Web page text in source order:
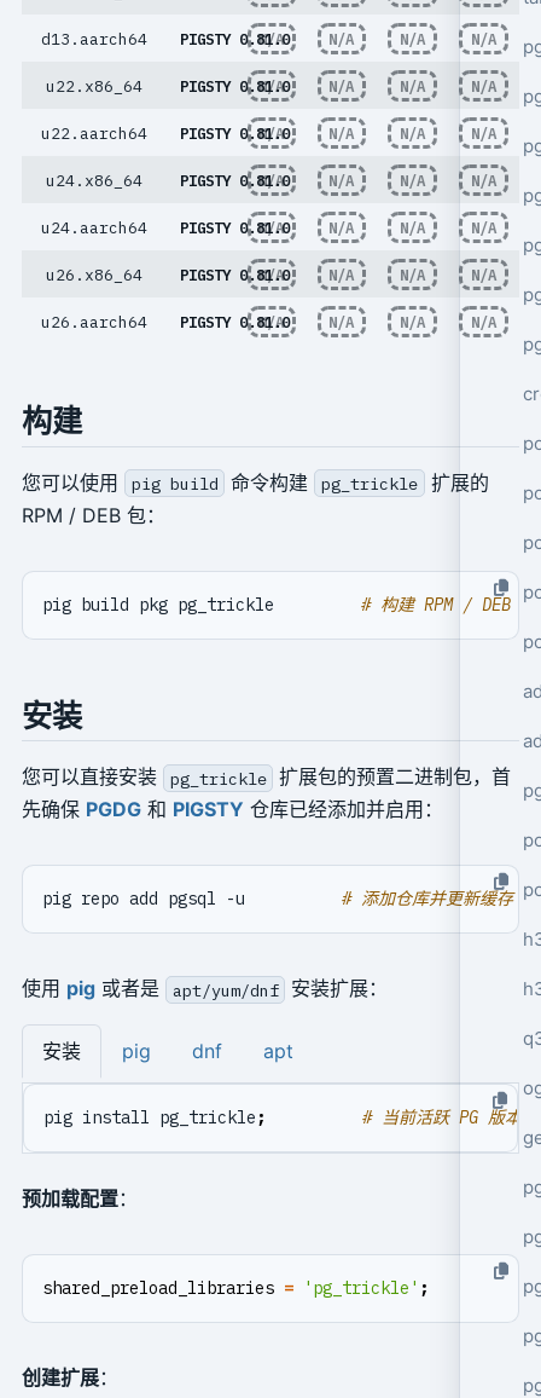
d13.aarch64 PIGSTY 0.81.0
N/A N/A N/A N/A
u22.x86_64 PIGSTY 0.81.0
N/A N/A N/A N/A
u22.aarch64 PIGSTY 0.81.0
N/A N/A N/A N/A
u24.x86_64 PIGSTY 0.81.0
N/A N/A N/A N/A
u24.aarch64 PIGSTY 0.81.0
N/A N/A N/A N/A
u26.x86_64 PIGSTY 0.81.0
N/A N/A N/A N/A
u26.aarch64 PIGSTY 0.81.0
N/A N/A N/A N/A
构建
您可以使用 pig build 命令构建 pg_trickle
扩展的
RPM / DEB 包：
pig build pkg pg_trickle # 构建 RPM / DEB 包
安装
您可以直接安装 pg_trickle 扩展包的预置二进制包，首
先确保 PGDG和 PIGSTY 仓库已经添加并启用：
pig repo add pgsql -u # 添加仓库并更新缓存
使用 pig或者是 apt/yum/dnf 安装扩展：
安装 pig dnf apt
pig install pg_trickle ; # 当前活跃 PG 版本
预加载配置：
shared_preload_libraries = 'pg_trickle' ;
创建扩展：